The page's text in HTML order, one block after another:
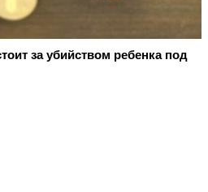
за убийством ребенка под